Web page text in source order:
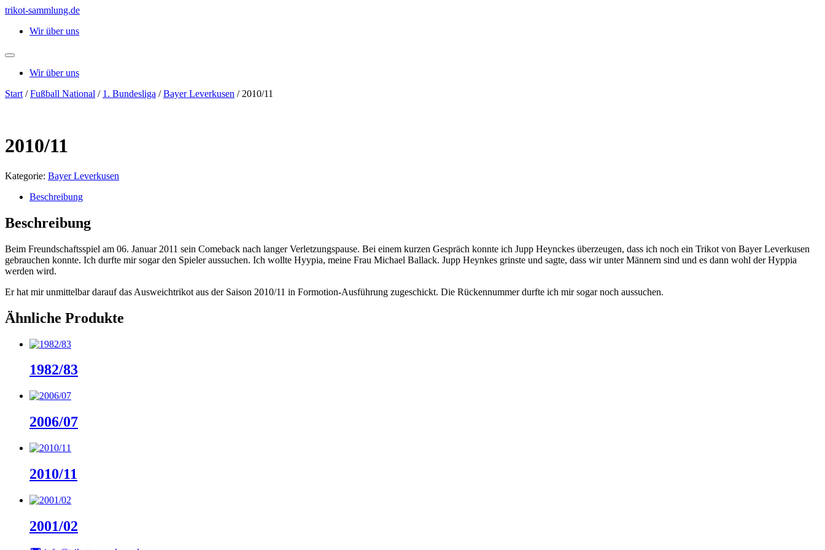
Zum
springen
trikot-sammlung.de
Wir über uns
Wir über uns
Start /Fußball National / 1. Bundesliga /Bayer Leverkusen / 2010/11
2010/11
Kategorie: Bayer Leverkusen
Beschreibung
Beschreibung
Beim Freundschaftsspiel am 06. Januar 2011 sein Comeback nach langer Verletzungspause. Bei einem kurzen Gespräch konnte ich Jupp Heynckes überzeugen, dass ich noch ein Trikot von Bayer Leverkusen
gebrauchen konnte. Ich durfte mir sogar den Spieler aussuchen. Ich wollte Hyypia, meine Frau Michael Ballack. Jupp Heynkes grinste und sagte, dass wir unter Männern sind und es dann wohl der Hyppia
werden wird.
Er hat mir unmittelbar darauf das Ausweichtrikot aus der Saison 2010/11 in Formotion-Ausführung zugeschickt. Die Rückennummer durfte ich mir sogar noch aussuchen.
Ähnliche Produkte
1982/83
2006/07
2010/11
2001/02